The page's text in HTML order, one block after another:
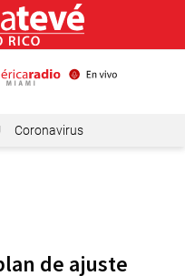
Coronavirus
de ajuste